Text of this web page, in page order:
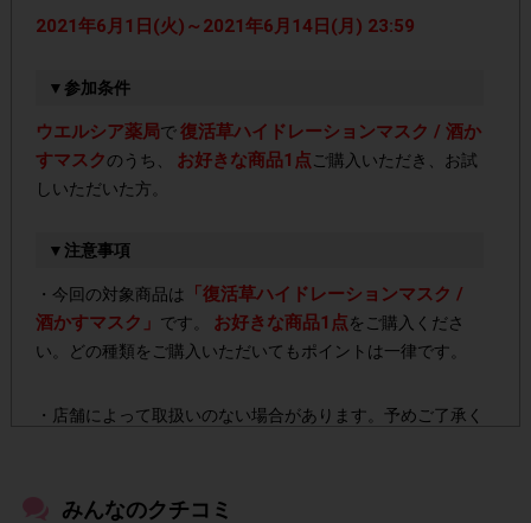
2021年6月1日(火)～2021年6月14日(月) 23:59
▼参加条件
ウエルシア薬局で復活草ハイドレーションマスク / 酒か
すマスクのうち、 お好きな商品1点 ご購入いただき、お試
しいただいた方。
▼注意事項
・今回の対象商品は
「復活草ハイドレーションマスク /
酒かすマスク」 です。 お好きな商品1点をご購入くださ
い。どの種類をご購入いただいてもポイントは一律です。
・店舗によって取扱いのない場合があります。予めご了承く
・参加(申し込み)を回答前にしていただければ、募集人数が
みんなのクチコミ